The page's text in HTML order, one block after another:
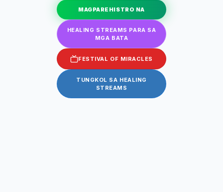
MAGPAREHISTRO NA
HEALING STREAMS PARA SA
MGA BATA
FESTIVAL OF MIRACLES
TUNGKOL SA HEALING
STREAMS